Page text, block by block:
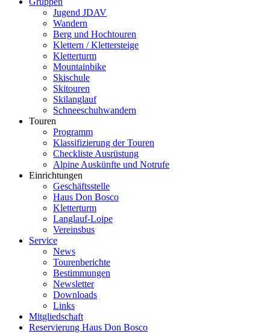
Jugend JDAV
Wandern
Berg und Hochtouren
Klettern / Klettersteige
Kletterturm
Mountainbike
Skischule
Skitouren
Skilanglauf
Schneeschuhwandern
Touren
Programm
Klassifizierung der Touren
Checkliste Ausrüstung
Alpine Auskünfte und Notrufe
Einrichtungen
Geschäftsstelle
Haus Don Bosco
Kletterturm
Langlauf-Loipe
Vereinsbus
Service
News
Tourenberichte
Bestimmungen
Newsletter
Downloads
Links
Mitgliedschaft
Reservierung Haus Don Bosco